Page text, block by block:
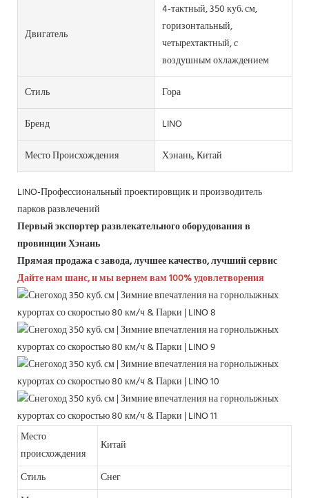
Двигатель
4-тактный, 350 куб. см,
горизонтальный,
четырехтактный, с
воздушным охлаждением
Стиль
Гора
Бренд
LINO
Место Происхождения
Хэнань, Китай
LINO-Профессиональный проектировщик и производитель
парков развлечений
Первый экспортер развлекательного оборудования в
провинции Хэнань
Прямая продажа с завода, лучшее качество, лучший сервис
Дайте нам шанс, и мы вернем вам 100% удовлетворения
Место
происхождения
Китай
Стиль
Снег